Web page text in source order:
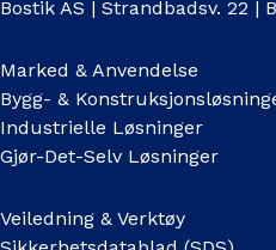
Bostik AS | Strandbadsv. 22 |
Marked & Anvendelse
Bygg- &
Industrielle Løsninger
Gjør-Det-Selv Løsninger
Veiledning & Verktøy